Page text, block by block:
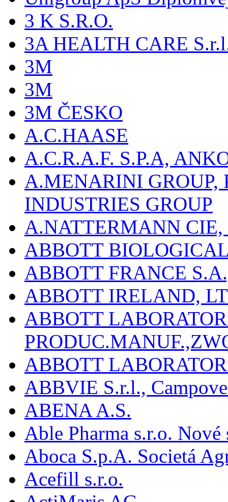
3 K S.R.O.
3A HEALTH CARE
3M
3M
3M ČESKO
A.C.HAASE
A.C.R.A.F. S.P.A,
A.MENARINI
INDUSTRIES GROUP
A.NATTERMANN
ABBOTT
ABBOTT FRANCE
ABBOTT IRELAND,
ABBOTT
ABBOTT
ABBVIE S.r.l.,
ABENA A.S.
Able Pharma s.r.o.
Aboca S.p.A. Societá
Acefill s.r.o.